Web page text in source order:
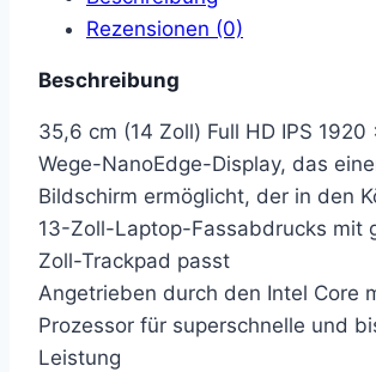
Rezensionen (0)
Beschreibung
35,6 cm (14 Zoll) Full HD IPS
Wege-NanoEdge-Display, das
Bildschirm ermöglicht, der in den
13-Zoll-Laptop-Fassabdrucks mit
Zoll-Trackpad passt
Angetrieben durch den Intel Core
Prozessor für superschnelle und
Leistung